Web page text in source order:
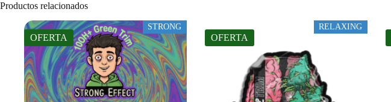
Productos relacionados
STRONG
OFERTA
RELAXING
OFERTA